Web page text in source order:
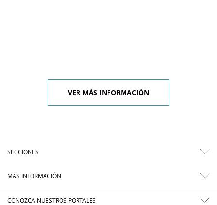
VER MÁS INFORMACIÓN
SECCIONES
MÁS INFORMACIÓN
CONOZCA NUESTROS PORTALES